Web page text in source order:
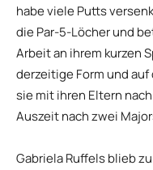
habe viele Putts
die Par-5-Löcher und
Arbeit an ihrem kurzen
derzeitige Form und
sie mit ihren Eltern
Auszeit nach zwei
Gabriela Ruffels blieb